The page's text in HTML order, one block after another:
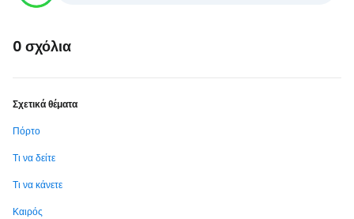
0 σχόλια
Σχετικά θέματα
Πόρτο
Τι να δείτε
Τι να κάνετε
Καιρός